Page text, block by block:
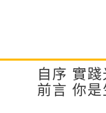
自序 實
前言 你